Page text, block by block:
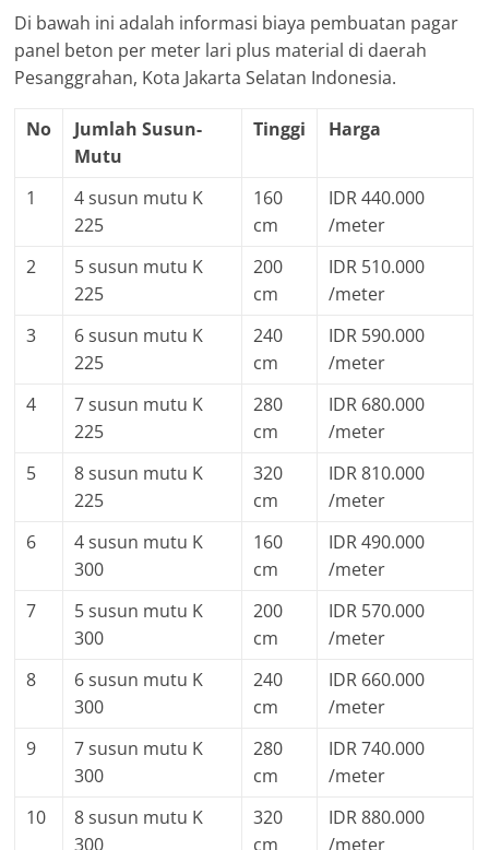
Di bawah ini adalah informasi biaya pembuatan pagar
panel beton per meter lari plus material di daerah
Pesanggrahan, Kota Jakarta Selatan Indonesia.
No
Jumlah Susun-
Mutu
Tinggi Harga
1
4 susun mutu K
225
160
cm
IDR 440.000
/meter
2
5 susun mutu K
225
200
cm
IDR 510.000
/meter
3
6 susun mutu K
225
240
cm
IDR 590.000
/meter
4
7 susun mutu K
225
280
cm
IDR 680.000
/meter
5
8 susun mutu K
225
320
cm
IDR 810.000
/meter
6
4 susun mutu K
300
160
cm
IDR 490.000
/meter
7
5 susun mutu K
300
200
cm
IDR 570.000
/meter
8
6 susun mutu K
300
240
cm
IDR 660.000
/meter
9
7 susun mutu K
300
280
cm
IDR 740.000
/meter
10
8 susun mutu K
300
320
cm
IDR 880.000
/meter